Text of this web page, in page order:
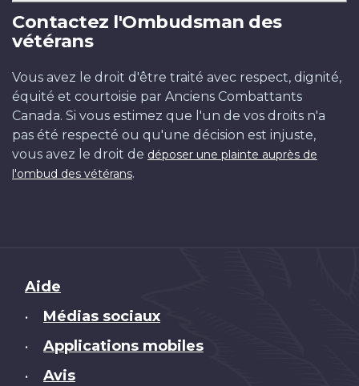
Contactez l'Ombudsman des
vétérans
Vous avez le droit d'être traité avec respect, dignité,
équité et courtoisie par Anciens Combattants
Canada. Si vous estimez que l'un de vos droits n'a
pas été respecté ou qu'une décision est injuste,
vous avez le droit de déposer une plainte auprès de
l'ombud des vétérans.
Brand
Aide
• Médias sociaux
• Applications mobiles
• Avis